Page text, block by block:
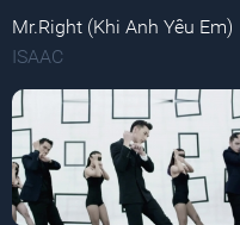
Mr.Right (Khi Anh Yêu Em)
ISAAC